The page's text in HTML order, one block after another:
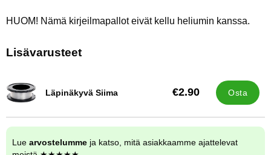
HUOM! Nämä kirjeilmapallot eivät kellu heliumin kanssa.
Lisävarusteet
Läpinäkyvä Siima
Tuote.nro 32222 €2.90 Osta
Lue arvostelumme ja katso, mitä asiakkaamme ajattelevat